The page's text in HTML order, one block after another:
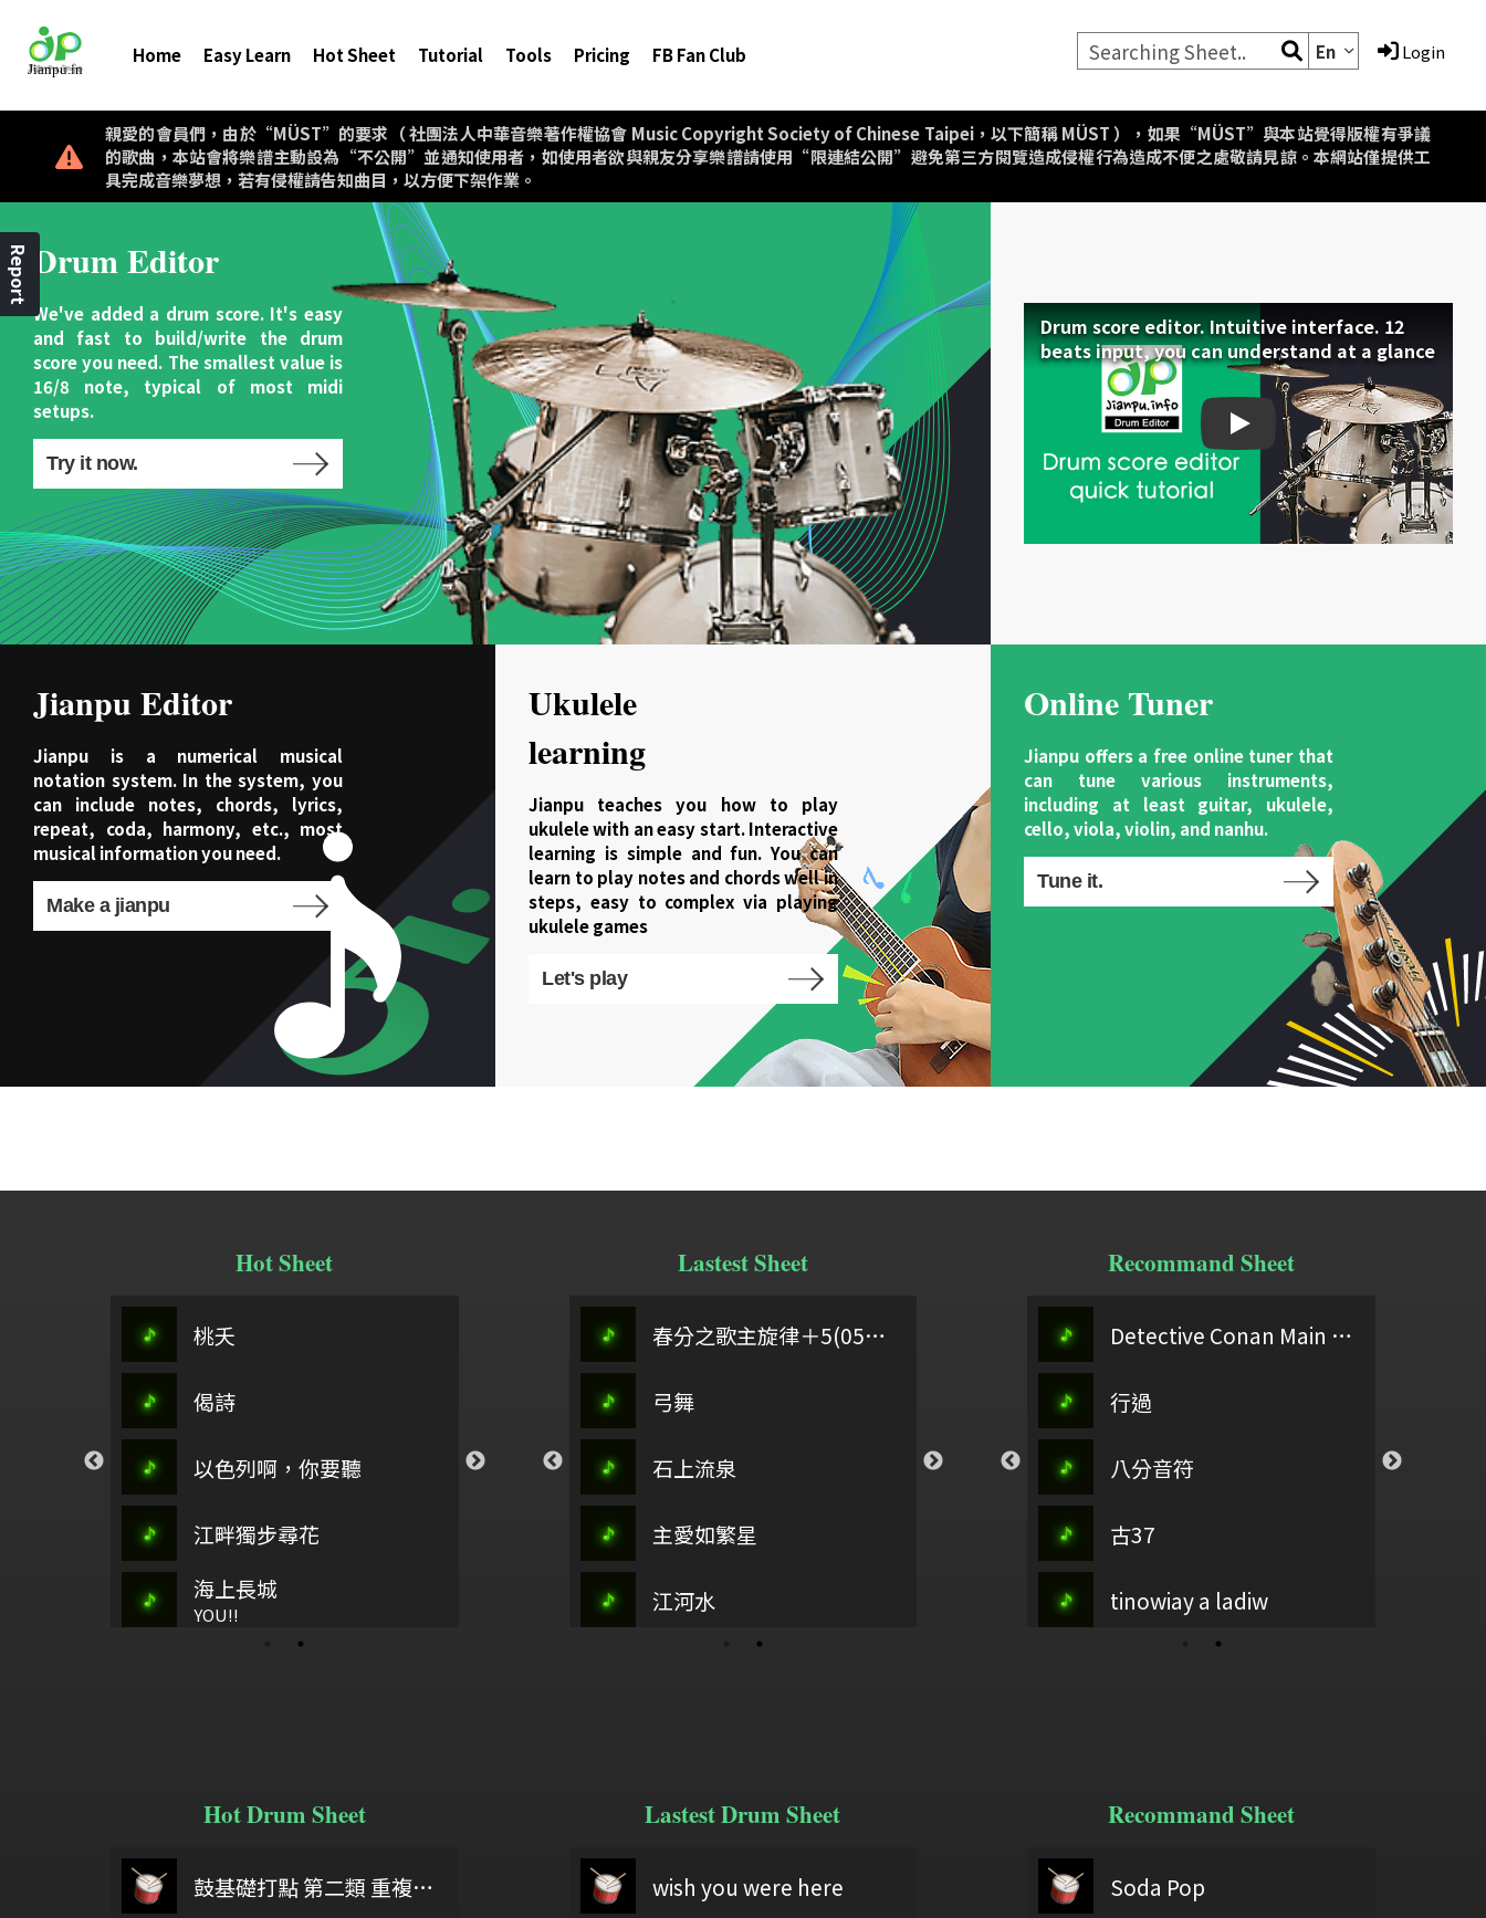
Home Easy Learn Hot Sheet Tutorial Tools Pricing FB Fan Club En Login
親愛的會員們，由於“MÜST”的要求（ 社團法人中華音樂著作權協會 Music Copyright Society of Chinese Taipei，以下簡稱 MÜST ），如果“MÜST”與本站覺得版權有爭議
的歌曲，本站會將樂譜主動設為“不公開”並通知使用者，如使用者欲與親友分享樂譜請使用“限連結公開”避免第三方閱覽造成侵權行為造成不便之處敬請見諒。本網站僅提供工
具完成音樂夢想，若有侵權請告知曲目，以方便下架作業。
Drum Editor
We've added a drum score. It's easy
and fast to build/write the drum
score you need. The smallest value is
16/8 note, typical of most midi
setups.
Try it now.
Drum score editor. Intuitive interface. 12
beats input, you can understand at a glance
Drum score editor.
Jianpu Editor
Jianpu is a numerical musical
notation system. In the system, you
can include notes, chords, lyrics,
repeat, coda, harmony, etc., most
musical information you need.
Make a jianpu
Ukulele
learning
Jianpu teaches you how to play
ukulele with an easy start. Interactive
learning is simple and fun. You can
learn to play notes and chords well in
steps, easy to complex via playing
ukulele games
Let's play
Online Tuner
Jianpu offers a free online tuner that
can tune various instruments,
including at least guitar, ukulele,
cello, viola, violin, and nanhu.
Tune it.
Hot Sheet
以色列啊，你要聽
江畔獨步尋花
海上長城
春之頌
桃夭
以色列啊，你要聽
Lastest Sheet
阿刁
祢懂我的傷
你愛我如至寶_孟慶而
孟慶而
古37
歡樂歌
春分之歌主旋律＋5(0504)
石上流泉
主愛如繁星
阿刁
你愛我如至寶_孟慶而
江河水
Recommand Sheet
八分音符
古37
青玉案
你讀過聖經嗎
惠崇春江晚景
Pakaif
D大調嘉禾舞曲
Detective Conan Main Theme
八分音符
tinowiay a ladiw
惠崇春江晚景
Hot Drum Sheet
鼓基礎打點 第二類 重複打點 : DIDDLE RUDIMENTS 鼓基礎打點 第二類 重複打點 : DIDDLE RUDIMENTS
Lastest Drum Sheet
6/18 wish you were here
Recommand Sheet
Soda Pop Bad Romance(簡易) Soda Pop
Report